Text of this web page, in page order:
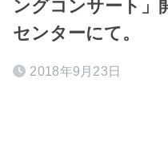
ングコンサート」
センターにて。
2018年9月23日